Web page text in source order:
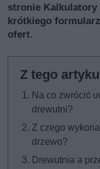
stronie Kalkulatory
krótkiego
ofert.
Na co zwrócić
drewutni?
Z czego
drzewo?
Drewutnia a